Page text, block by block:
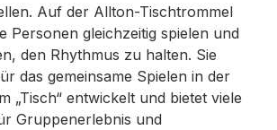
Auf der Allton-Tischtrommel
Personen gleichzeitig spielen und
den Rhythmus zu halten. Sie
das gemeinsame Spielen in der
„Tisch“ entwickelt und bietet viele
Gruppenerlebnis und